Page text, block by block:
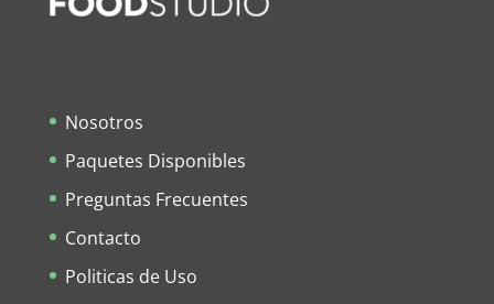
Nosotros
Paquetes Disponibles
Preguntas Frecuentes
Contacto
Politicas de Uso